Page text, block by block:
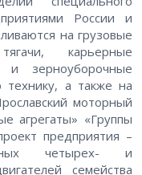
России и
на грузовые
карьерные
и зерноуборочные
технику, а также на
моторный
агрегаты» «Группы
предприятия –
четырех- и
семейства